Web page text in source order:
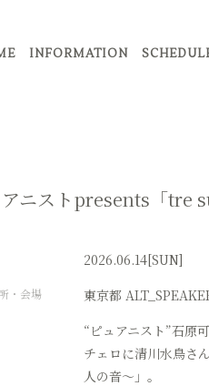
INFORMATION
アニストpresents「tre
2026.06.14[SUN]
・会場 東京都
“ピュアニスト”石原
チェロに清川水鳥さ
人の音〜」。